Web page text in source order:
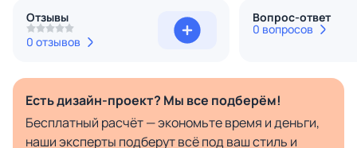
Отзывы
0 отзывов
Вопрос-ответ
0 вопросов
Есть дизайн-проект? Мы все подберём!
Бесплатный расчёт — экономьте время и деньги,
наши эксперты подберут всё под ваш стиль и